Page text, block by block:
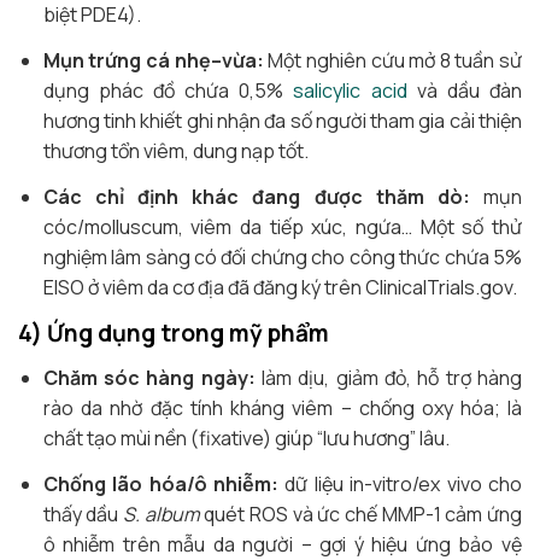
biệt PDE4).
Mụn trứng cá nhẹ–vừa: Một nghiên cứu mở 8 tuần sử
dụng phác đồ chứa 0,5%salicylic acid và dầu đàn
hương tinh khiết ghi nhận đa số người tham gia cải thiện
thương tổn viêm, dung nạp tốt.
Các chỉ định khác đang được thăm dò: mụn
cóc/molluscum, viêm da tiếp xúc, ngứa… Một số thử
nghiệm lâm sàng có đối chứng cho công thức chứa 5%
EISO ở viêm da cơ địa đã đăng ký trên ClinicalTrials.gov.
4) Ứng dụng trong mỹ phẩm
Chăm sóc hàng ngày: làm dịu, giảm đỏ, hỗ trợ hàng
rào da nhờ đặc tính kháng viêm – chống oxy hóa; là
chất tạo mùi nền (fixative) giúp “lưu hương” lâu.
Chống lão hóa/ô nhiễm: dữ liệu in-vitro/ex vivo cho
thấy dầu S. albumquét ROS và ức chế MMP-1 cảm ứng
ô nhiễm trên mẫu da người – gợi ý hiệu ứng bảo vệ